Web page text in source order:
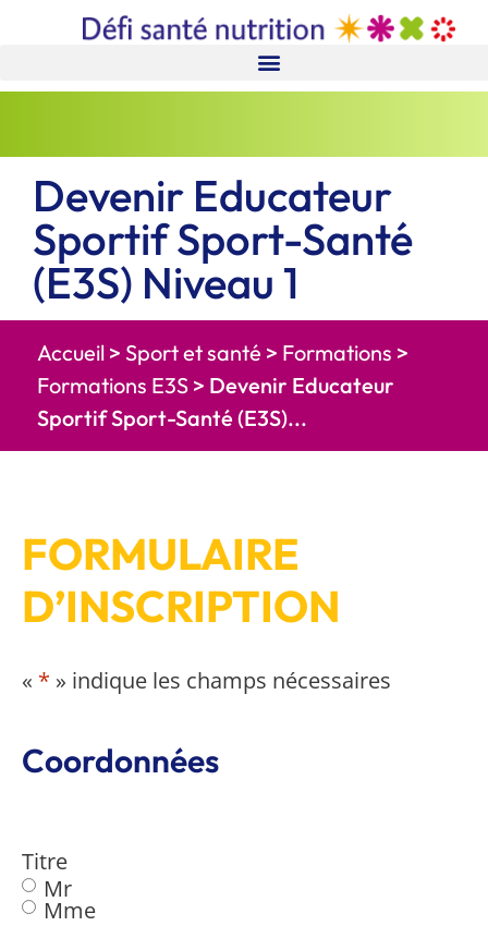
Devenir Educateur
Sportif Sport-Santé
(E3S) Niveau 1
Accueil > Sport et santé > Formations >
Formations E3S > Devenir Educateur
Sportif Sport-Santé (E3S)...
FORMULAIRE
D’INSCRIPTION
« * » indique les champs nécessaires
Coordonnées
Titre
Mr
Mme